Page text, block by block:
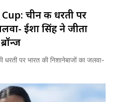
चीन की धरती पर
ईशा सिंह ने जीता
पर भारत की निशानेबाजों का जलवा-